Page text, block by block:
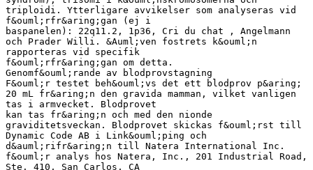
triploidi. Ytterligare avvikelser som analyseras vid
f&ouml;rfr&aring;gan (ej i
baspanelen): 22q11.2, 1p36, Cri du chat , Angelmann
och Prader Willi. &Auml;ven fostrets k&ouml;n
rapporteras vid specifik
f&ouml;rfr&aring;gan om detta.
Genomf&ouml;rande av blodprovstagning
F&ouml;r testet beh&ouml;vs det ett blodprov p&aring;
20 mL fr&aring;n den gravida mamman, vilket vanligen
tas i armvecket. Blodprovet
kan tas fr&aring;n och med den nionde
graviditetsveckan. Blodprovet skickas f&ouml;rst till
Dynamic Code AB i Link&ouml;ping och
d&auml;rifr&aring;n till Natera International Inc.
f&ouml;r analys hos Natera, Inc., 201 Industrial Road,
Ste. 410, San Carlos, CA